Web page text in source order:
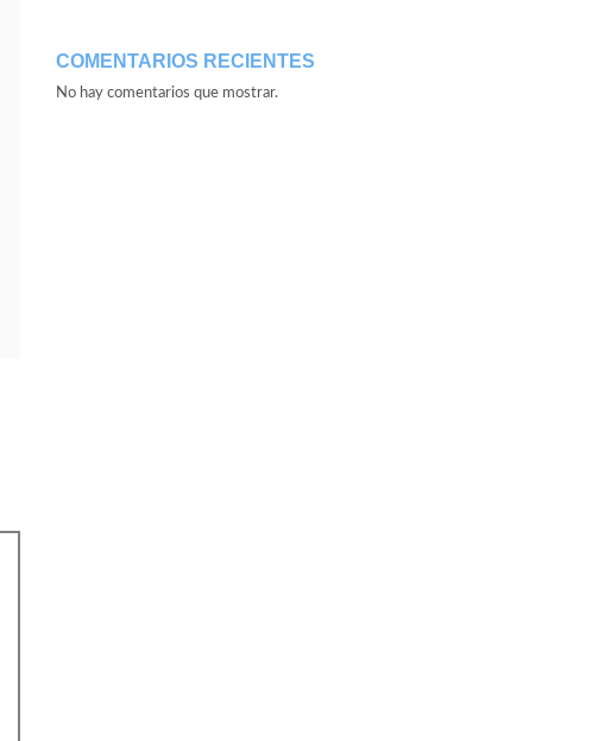
COMENTARIOS RECIENTES
No hay comentarios que mostrar.